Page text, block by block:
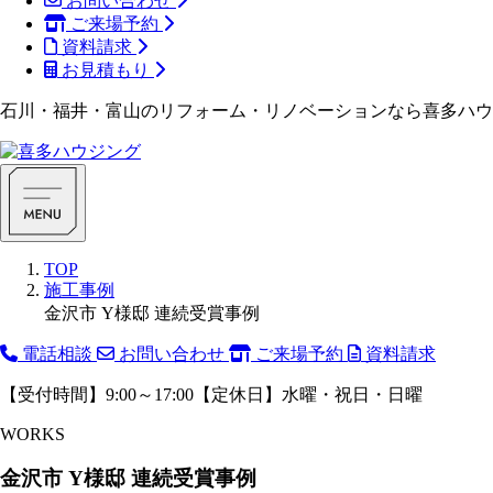
ご来場予約
資料請求
お見積もり
石川・福井・富山のリフォーム・リノベーションなら喜多ハ
TOP
施工事例
金沢市 Y様邸 連続受賞事例
電話相談 お問い合わせ ご来場予約 資料請求
【受付時間】9:00～17:00【定休日】水曜・祝日・日曜
WORKS
金沢市 Y様邸 連続受賞事例